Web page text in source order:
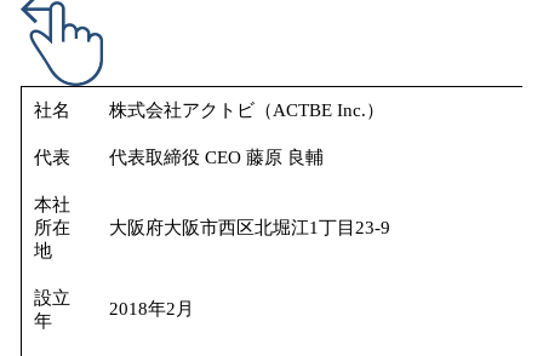
社名 株式会社アクトビ（ACTBE Inc.）
代表 代表取締役 CEO 藤原 良輔
本社
所在
地
大阪府大阪市西区北堀江1丁目23-9
設立
年
2018年2月